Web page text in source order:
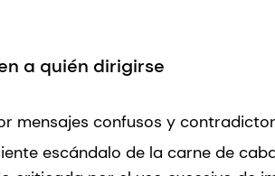
a quién dirigirse
mensajes confusos y
escándalo de la carne de